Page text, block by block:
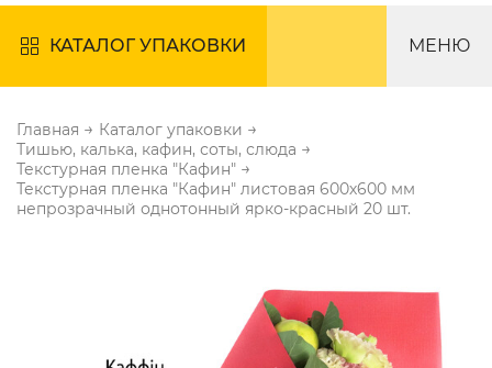
КАТАЛОГ УПАКОВКИ МЕНЮ
Главная → Каталог упаковки →
Тишью, калька, кафин, соты, слюда →
Текстурная пленка "Кафин" →
Текстурная пленка "Кафин" листовая 600х600 мм
непрозрачный однотонный ярко-красный 20 шт.